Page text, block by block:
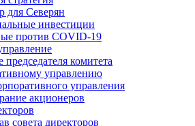
для Северян
инвестиции
против COVID‑19
комитета
управлению
управления
акционеров
совета директоров